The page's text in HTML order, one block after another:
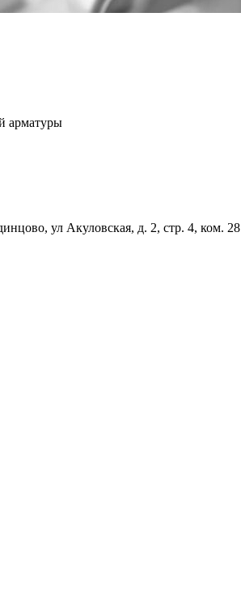
арматуры
ул Акуловская, д. 2, стр. 4, ком. 28